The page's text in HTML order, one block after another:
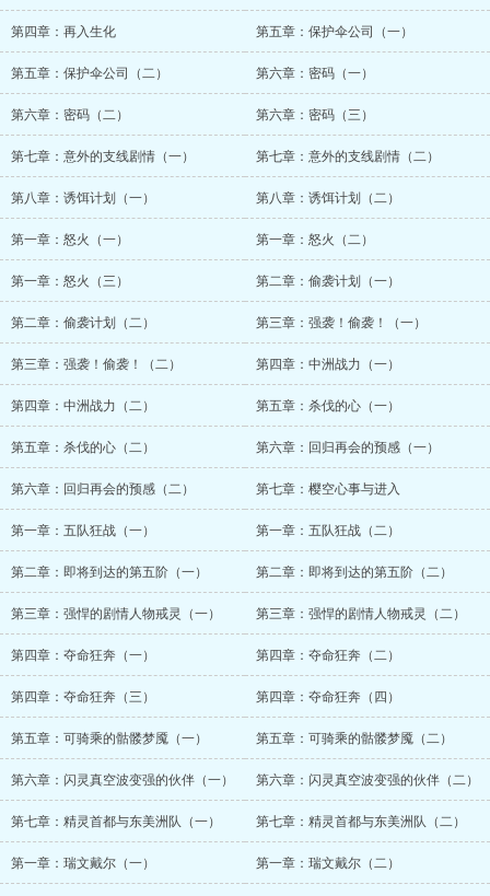
第四章：再入生化 第五章：保护伞公司（一）
第五章：保护伞公司（二） 第六章：密码（一）
第六章：密码（二） 第六章：密码（三）
第七章：意外的支线剧情（一） 第七章：意外的支线剧情（二）
第八章：诱饵计划（一） 第八章：诱饵计划（二）
第一章：怒火（一） 第一章：怒火（二）
第一章：怒火（三） 第二章：偷袭计划（一）
第二章：偷袭计划（二） 第三章：强袭！偷袭！（一）
第三章：强袭！偷袭！（二） 第四章：中洲战力（一）
第四章：中洲战力（二） 第五章：杀伐的心（一）
第五章：杀伐的心（二） 第六章：回归再会的预感（一）
第六章：回归再会的预感（二） 第七章：樱空心事与进入
第一章：五队狂战（一） 第一章：五队狂战（二）
第二章：即将到达的第五阶（一） 第二章：即将到达的第五阶（二）
第三章：强悍的剧情人物戒灵（一） 第三章：强悍的剧情人物戒灵（二）
第四章：夺命狂奔（一） 第四章：夺命狂奔（二）
第四章：夺命狂奔（三） 第四章：夺命狂奔（四）
第五章：可骑乘的骷髅梦魇（一） 第五章：可骑乘的骷髅梦魇（二）
第六章：闪灵真空波变强的伙伴（一） 第六章：闪灵真空波变强的伙伴（二）
第七章：精灵首都与东美洲队（一） 第七章：精灵首都与东美洲队（二）
第一章：瑞文戴尔（一） 第一章：瑞文戴尔（二）